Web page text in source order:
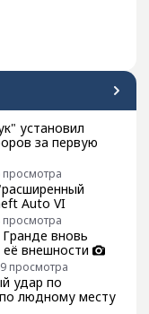
установил
за первую
просмотра
Auto VI
просмотра
вновь
её внешности
просмотра
удар по
людному месту